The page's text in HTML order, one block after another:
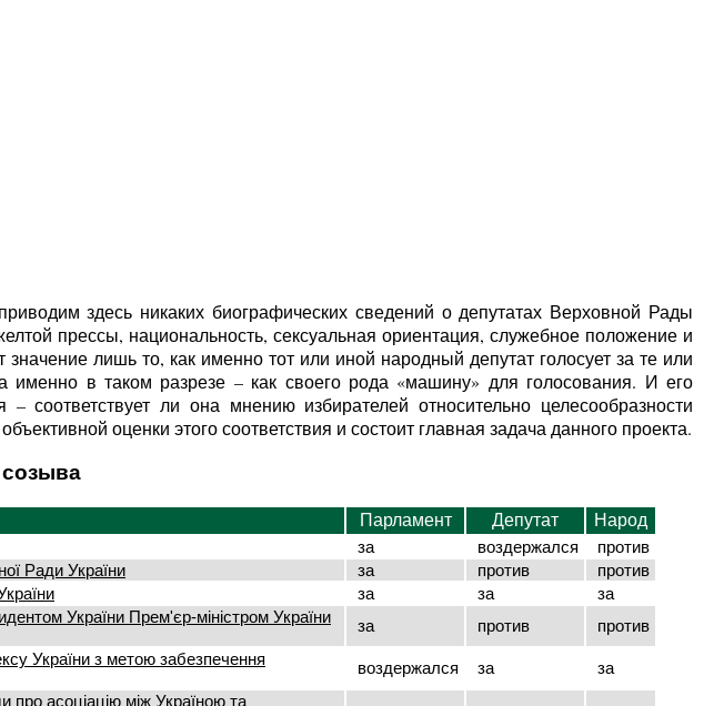
здесь никаких биографических сведений о депутатах Верховной Рады
прессы, национальность, сексуальная ориентация, служебное положение и
лишь то, как именно тот или иной народный депутат голосует за те или
в таком разрезе – как своего рода «машину» для голосования. И его
соответствует ли она мнению избирателей относительно целесообразности
оценки этого соответствия и состоит главная задача данного проекта.
Парламент Депутат
Народ
за воздержался
против
Ради України за против
против
за за
за
України Прем'єр-міністром України
за против против
України з метою забезпечення
воздержался за за
про асоціацію між Україною та